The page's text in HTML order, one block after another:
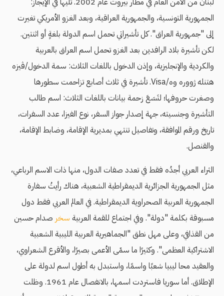
الجمهورية التونسية، والجمهورية العراقية، وبعد الغزو الأمريكي تغيرت
إلى "جمهورية العراق". كل تأشيراتي تحمل اسم الدولة بلغةٍ أو اثنتين.
لكن تأشيرة بلاد الرافدين بعد الغزو تحمل اسم العراق بالعربية
والكردية والإنجليزية، وإذن الدخول باللغات الثلاث: سمة الدخول/ڤيزه
هتنله ژووره وه/Visa. تأشيرة في ثلاث أصابع تزاحمت سطورها
وصغرت حروفها؛ لتَسَعَ زحمة بيانات باللغات الثلاث: اسم طالب
التأشيرة وجنسيته، جهة إصدار جواز السفر، نوع الفيزا، عدد السفرات،
تاريخ ورقم الموافقة، وتفاصيل تنتهي بمديرية الإقامة، وضابط الإقامة،
والقنصل.
الثراء العربي أجدُه فقط في تعدد صفات الدول، منها ذات الاسم الرباعي،
مثل الجمهورية الجزائرية الديمقراطية الشعبية، هناك رأيتُ سفارة
الجمهورية العربية الصحراوية الديمقراطية. في العالم العربي فقط دول
مسبوقة بكلمة "دولة". وفي اجتماع للقمة العربية سخر صدام حسين
من القذافي، وعلى مهل نطق "الجماهيرية العربية الليبية الشعبية
الاشتراكية العظمى". وكثيرًا ما سمّى الأعمى بصيرًا، والأقرع الشعراوي،
والعقيد محا ليبيا شعبًا واسمًا، واستبدل به أطول اسم لدولة على
الإطلاق. أما سوريا فاستردت اسمها، بالانفصال عام 1961. وظلت